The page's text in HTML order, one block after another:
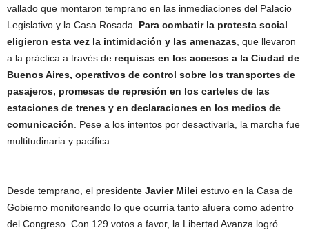
vallado que montaron temprano en las inmediaciones del Palacio
Legislativo y la Casa Rosada. Para combatir la protesta social
eligieron esta vez la intimidación y las amenazas , que llevaron
a la práctica a través de requisas en los accesos a la Ciudad de
Buenos Aires, operativos de control sobre los transportes de
pasajeros, promesas de represión en los carteles de las
estaciones de trenes y en declaraciones en los medios de
comunicación . Pese a los intentos por desactivarla, la marcha fue
multitudinaria y pacífica.
Desde temprano, el presidente Javier Milei estuvo en la Casa de
Gobierno monitoreando lo que ocurría tanto afuera como adentro
del Congreso. Con 129 votos a favor, la Libertad Avanza logró